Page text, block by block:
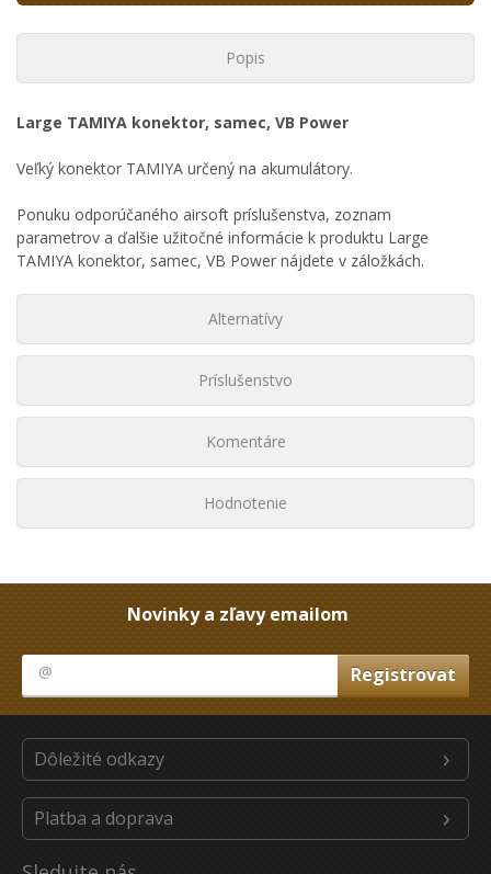
Popis
Large TAMIYA konektor, samec, VB Power
Veľký konektor TAMIYA určený na akumulátory.
Ponuku odporúčaného airsoft príslušenstva, zoznam
parametrov a ďalšie užitočné informácie k produktu Large
TAMIYA konektor, samec, VB Power nájdete v záložkách.
Alternatívy
Príslušenstvo
Komentáre
Hodnotenie
Novinky a zľavy emailom
Dôležité odkazy
Platba a doprava